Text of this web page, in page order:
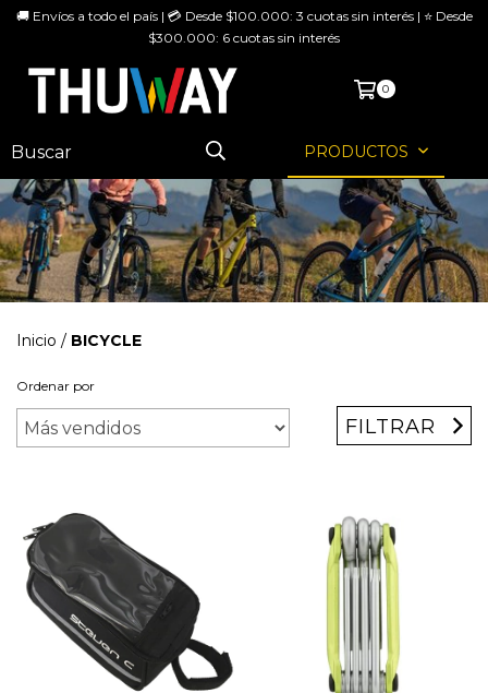
🚚 Envíos a todo el país | 💳 Desde $100.000: 3 cuotas sin interés | ⭐ Desde
$300.000: 6 cuotas sin interés
0
PRODUCTOS
Inicio / BICYCLE
Ordenar por
FILTRAR